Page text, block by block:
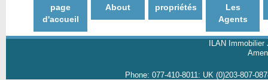
page
d'accueil
About propriétés
Les
Agents
ILAN
Phone: 077-410-8011: UK (0)203-807-